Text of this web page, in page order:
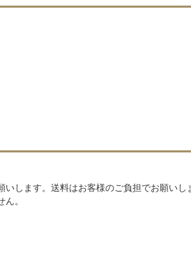
します。送料はお客様のご負担でお願いし
。